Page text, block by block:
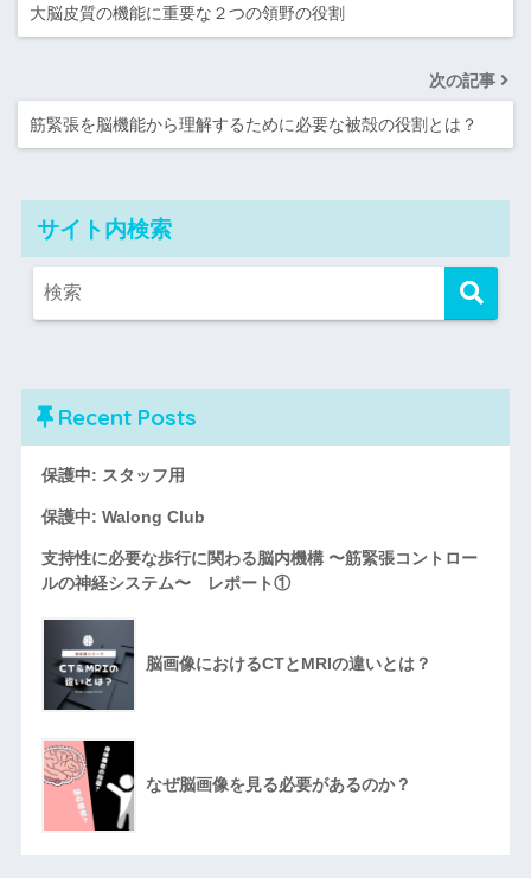
大脳皮質の機能に重要な２つの領野の役割
次の記事
筋緊張を脳機能から理解するために必要な被殻の役割とは？
サイト内検索
Recent Posts
保護中: スタッフ用
保護中: Walong Club
支持性に必要な歩行に関わる脳内機構 〜筋緊張コントロー
ルの神経システム〜 レポート①
脳画像におけるCTとMRIの違いとは？
なぜ脳画像を見る必要があるのか？